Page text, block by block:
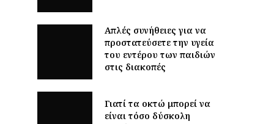
Απλές συνήθειες για να
προστατεύσετε την υγεία
του εντέρου των παιδιών
στις διακοπές
Γιατί τα οκτώ μπορεί να
είναι τόσο δύσκολη